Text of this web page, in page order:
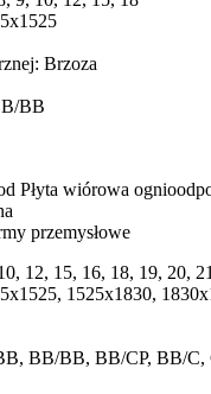
Brzoza
BB
przemysłowe
12, 15, 16, 18, 19, 20,
1525х1830,
ВВ/ВВ, ВB/CP, BB/C,